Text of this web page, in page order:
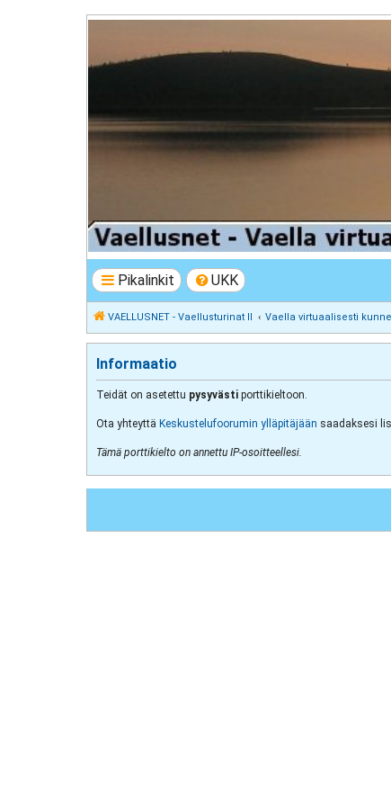
VAELLUSNET - Vaellusturinat II
Keskustelua vaeltamisesta ja Lapista
Pikalinkit UKK
VAELLUSNET - Vaellusturinat II Vaella virtuaalisesti
Informaatio
Teidät on asetettu pysyvästi porttikieltoon.
Ota yhteyttä Keskustelufoorumin ylläpitäjään saadaksesi
Tämä porttikielto on annettu IP-osoitteellesi.